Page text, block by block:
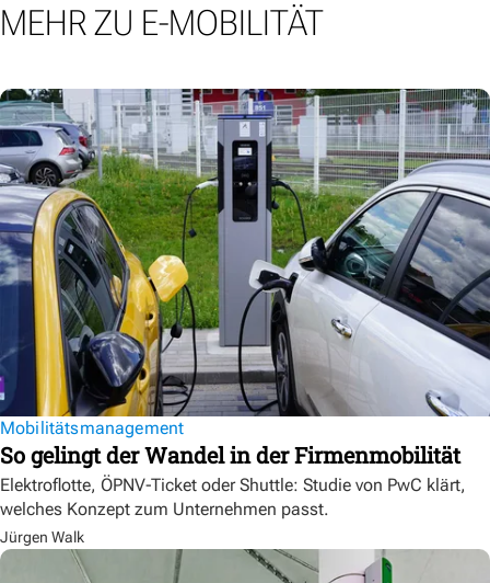
MEHR ZU E-MOBILITÄT
Mobilitätsmanagement
So gelingt der Wandel in der Firmenmobilität
Elektroflotte, ÖPNV-Ticket oder Shuttle: Studie von PwC klärt,
welches Konzept zum Unternehmen passt.
Jürgen Walk